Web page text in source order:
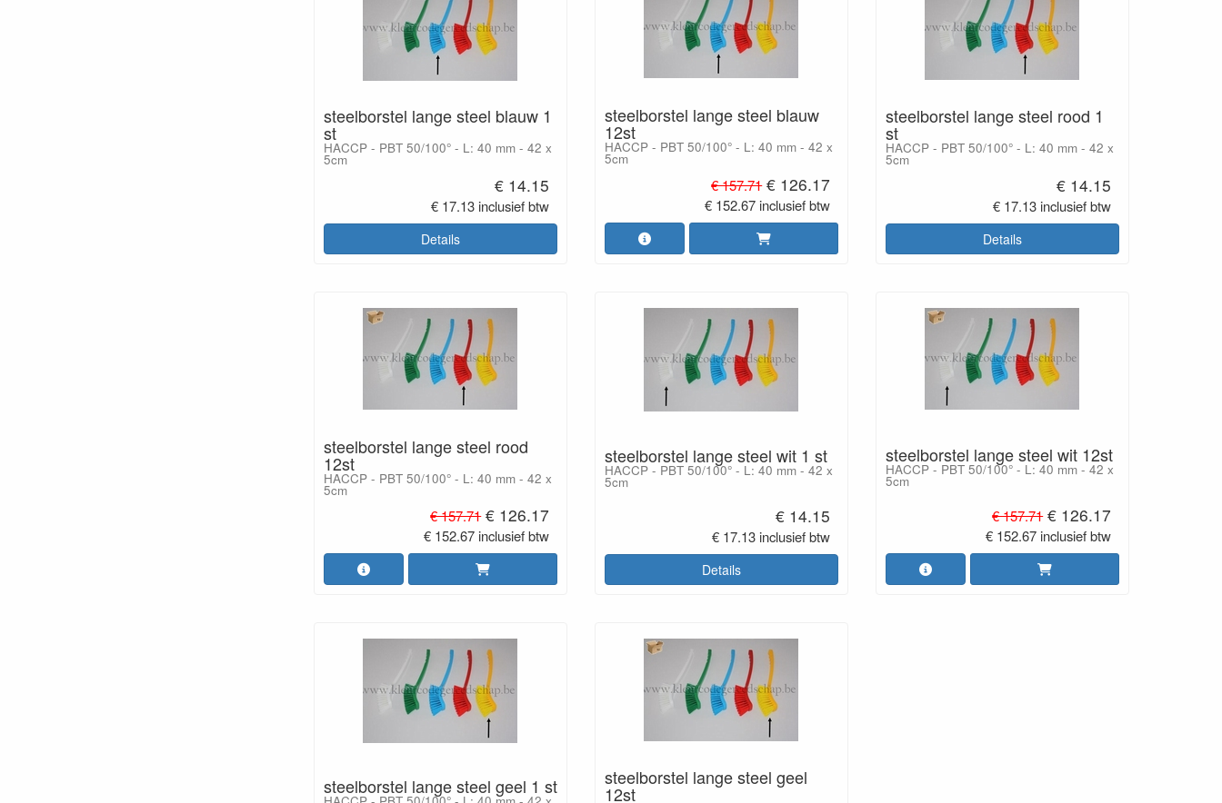
steelborstel lange steel blauw 1
st
HACCP - PBT 50/100° - L: 40 mm - 42 x
5cm
€ 14.15
€ 17.13 inclusief btw
Details
steelborstel lange steel blauw
12st
HACCP - PBT 50/100° - L: 40 mm - 42 x
5cm
€ 157.71 € 126.17
€ 152.67 inclusief btw
steelborstel lange steel rood 1
st
HACCP - PBT 50/100° - L: 40 mm - 42 x
5cm
€ 14.15
€ 17.13 inclusief btw
Details
steelborstel lange steel rood
12st
HACCP - PBT 50/100° - L: 40 mm - 42 x
5cm
€ 157.71 € 126.17
€ 152.67 inclusief btw
steelborstel lange steel wit 1 st
HACCP - PBT 50/100° - L: 40 mm - 42 x
5cm
€ 14.15
€ 17.13 inclusief btw
Details
steelborstel lange steel wit 12st
HACCP - PBT 50/100° - L: 40 mm - 42 x
5cm
€ 157.71 € 126.17
€ 152.67 inclusief btw
steelborstel lange steel geel 1 st steelborstel lange steel geel
12st